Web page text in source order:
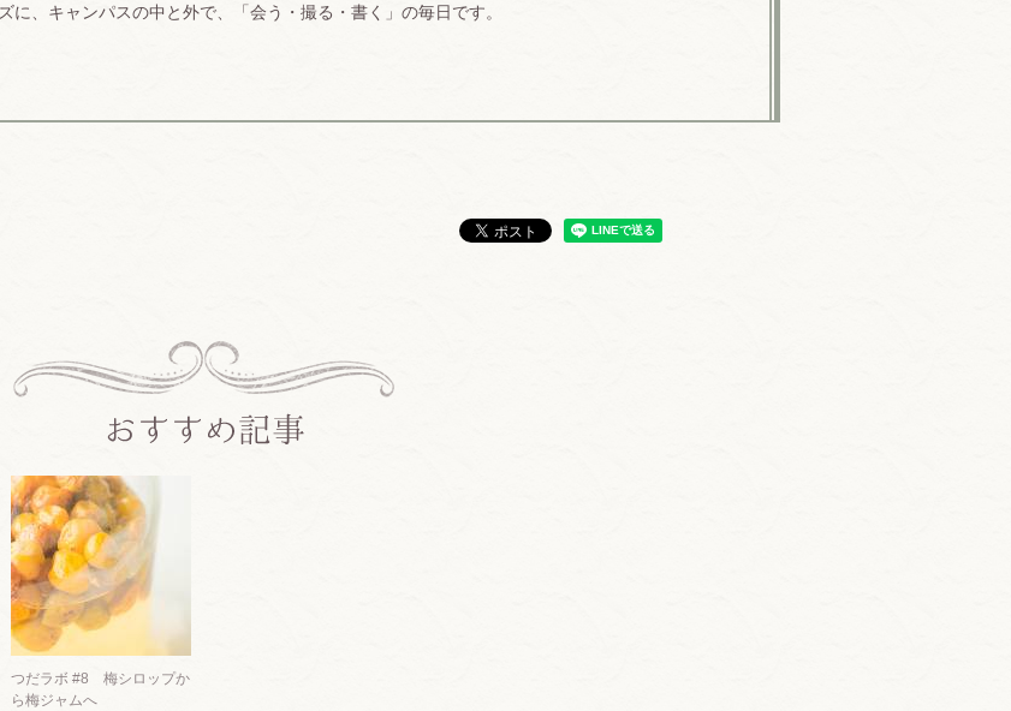
に、キャンパスの中と外で、「会う・撮る・書く」の毎日です。
つだラボ #8 梅シロップか
ら梅ジャムへ